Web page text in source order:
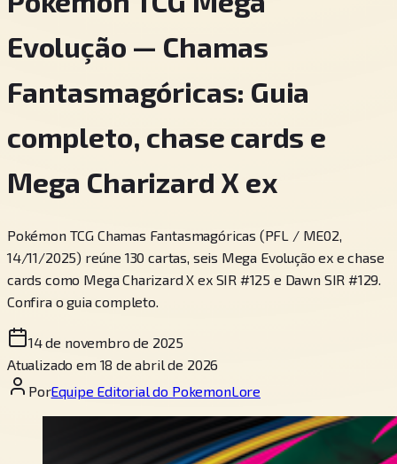
Evolução — Chamas
Fantasmagóricas: Guia
completo, chase cards e
Mega Charizard X ex
Pokémon TCG Chamas Fantasmagóricas (PFL / ME02,
14/11/2025) reúne 130 cartas, seis Mega Evolução ex e chase
cards como Mega Charizard X ex SIR #125 e Dawn SIR #129.
Confira o guia completo.
14 de novembro de 2025
Atualizado em 18 de abril de 2026
PorEquipe Editorial do PokemonLore